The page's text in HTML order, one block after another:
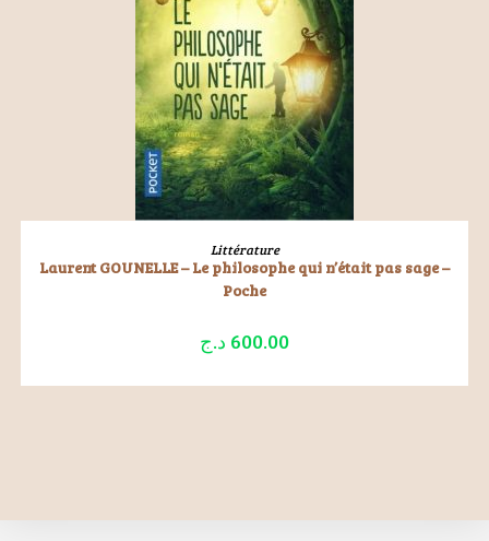
LIRE LA SUITE
Littérature
Laurent GOUNELLE – Le philosophe qui n’était pas sage –
Poche
600.00 د.ج